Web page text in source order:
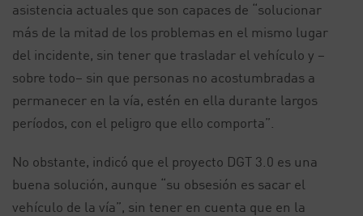
asistencia actuales que son capaces de “solucionar
más de la mitad de los problemas en el mismo lugar
del incidente, sin tener que trasladar el vehículo y –
sobre todo– sin que personas no acostumbradas a
permanecer en la vía, estén en ella durante largos
períodos, con el peligro que ello comporta”.
No obstante, indicó que el proyecto DGT 3.0 es una
buena solución, aunque “su obsesión es sacar el
vehículo de la vía”, sin tener en cuenta que en la